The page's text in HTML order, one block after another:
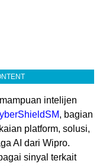
intelijen
SM, bagian
platform, solusi,
AI dari Wipro.
sinyal terkait